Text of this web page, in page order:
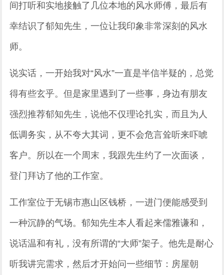
间打听和实地接触了几位本地的风水师傅，最后有
幸结识了郁知先生，一位让我印象非常深刻的风水
师。
说实话，一开始我对“风水”一直是半信半疑的，总觉
得有些玄乎。但是家里遇到了一些事，身边有朋友
强烈推荐郁知先生，说他不仅理论扎实，而且为人
低调务实，从不夸大其词，更不会危言耸听来吓唬
客户。所以在一个周末，我跟先生约了一次面谈，
登门拜访了他的工作室。
工作室位于无锡市惠山区钱桥，一进门便能感受到
一种沉静的气场。郁知先生本人看起来儒雅谦和，
说话温和有礼，没有所谓的“大师”架子。他先是耐心
听我讲完需求，然后才开始问一些细节：房屋朝